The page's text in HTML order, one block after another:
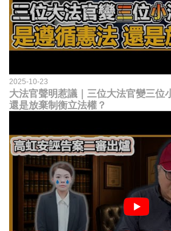
2025-10-23
大法官聲明惹議｜三位大法官變三位
還是放棄制衡立法權？